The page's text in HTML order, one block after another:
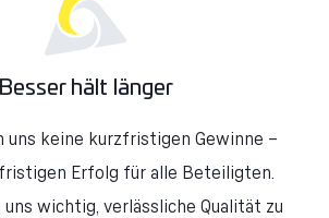
Besser hält länger
uns keine kurzfristigen Gewinne –
Erfolg für alle Beteiligten.
wichtig, verlässliche Qualität zu